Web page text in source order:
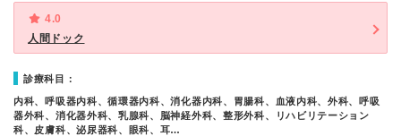
4.0
人間ドック
診療科目：
内科、呼吸器内科、循環器内科、消化器内科、胃腸科、血液内科、外科、呼吸
器外科、消化器外科、乳腺科、脳神経外科、整形外科、リハビリテーション
科、皮膚科、泌尿器科、眼科、耳…